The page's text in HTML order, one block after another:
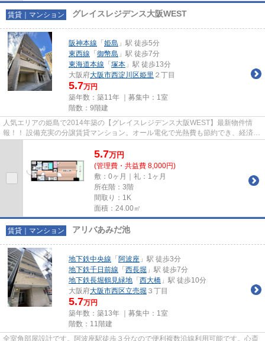
賃貸｜マンション グレイスレジデンス大阪WEST
阪神本線 「 姫島 」駅 徒歩5分
東西線 「 御幣島 」駅 徒歩7分
東海道本線 「 塚本 」駅 徒歩13分
大阪府大阪市西淀川区姫里 ２丁目
5.7万円
築年数：築11年 ｜募集中： 1室
階数：9階建
人気エリアの姫島で2014年築の【グレイスレジデンス大阪WEST】最新物件情
報！！ 設備充実の分譲賃貸マンション。オール電化で光熱費も節約でき、経済的
5.7万円
(管理費・共益費 8,000円)
敷：0ヶ月｜礼：1ヶ月
所在階：3階
間取り：1K
面積：24.00㎡
賃貸｜マンション アリバあみだ池
地下鉄中央線 「 阿波座 」駅 徒歩3分
地下鉄千日前線 「 西長堀 」駅 徒歩7分
地下鉄長堀鶴見緑地 「 西大橋 」駅 徒歩10分
大阪府大阪市西区立売堀 ３丁目
5.7万円
築年数：築13年 ｜募集中： 1室
階数：11階建
全室角部屋設計です。阿波座駅徒歩３分なので便利複数沿線利用可能です。心斎